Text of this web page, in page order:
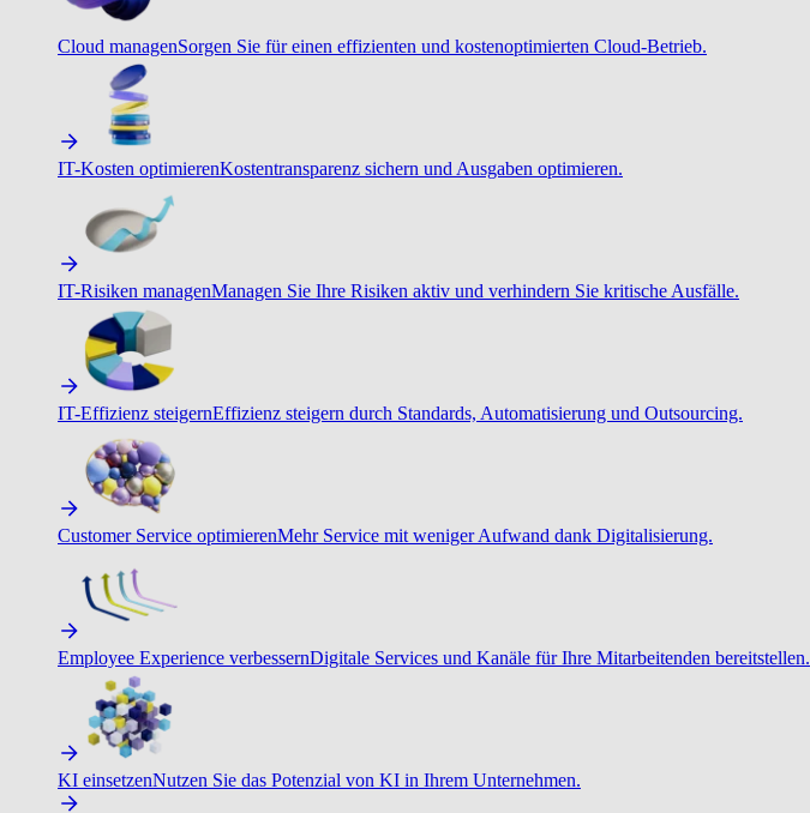
Cloud managenSorgen Sie für einen effizienten und kostenoptimierten Cloud-Betrieb.
IT-Kosten optimierenKostentransparenz sichern und Ausgaben optimieren.
IT-Risiken managenManagen Sie Ihre Risiken aktiv und verhindern Sie kritische Ausfälle.
IT-Effizienz steigernEffizienz steigern durch Standards, Automatisierung und Outsourcing.
Customer Service optimierenMehr Service mit weniger Aufwand dank Digitalisierung.
Employee Experience verbessernDigitale Services und Kanäle für Ihre Mitarbeitenden bereitstellen.
KI einsetzenNutzen Sie das Potenzial von KI in Ihrem Unternehmen.